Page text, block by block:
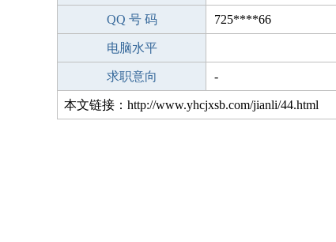
QQ 号 码 725****66
电脑水平
求职意向 -
本文链接：http://www.yhcjxsb.com/jianli/44.html